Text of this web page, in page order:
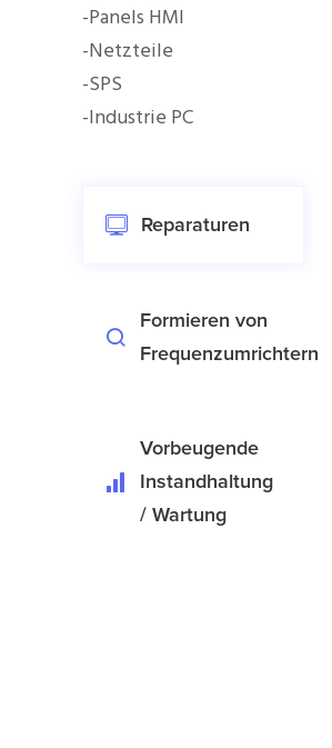
-Panels HMI
-Netzteile
-SPS
-Industrie PC
Reparaturen
Formieren von
Frequenzumrichtern
Vorbeugende
Instandhaltung
/ Wartung